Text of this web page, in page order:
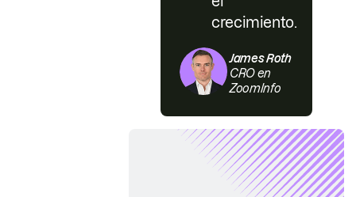
crecimiento.
James Roth
CRO en
ZoomInfo